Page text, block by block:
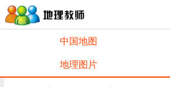
中国地图
地理图片